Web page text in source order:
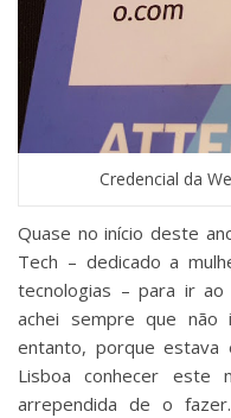
Credencial da
Quase no início deste
Tech – dedicado a
tecnologias – para ir ao
achei sempre que não
entanto, porque estava
Lisboa conhecer este
arrependida de o